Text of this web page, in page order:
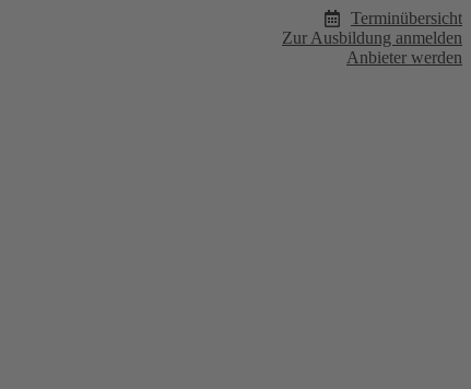
Terminübersicht
Zur Ausbildung anmelden
Anbieter werden